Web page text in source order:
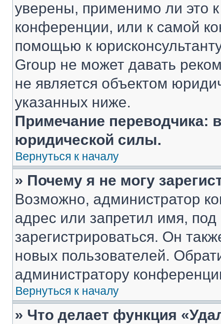
уверены, применимо ли это
конференции, или к самой
помощью к
Group не может давать
не является объектом
указанных ниже.
Примечание переводчика:
юридической силы.
Вернуться к началу
» Почему я не могу
Возможно, администратор
адрес или запретил имя,
зарегистрироваться. Он
новых пользователей.
администратору
Вернуться к началу
» Что делает функция